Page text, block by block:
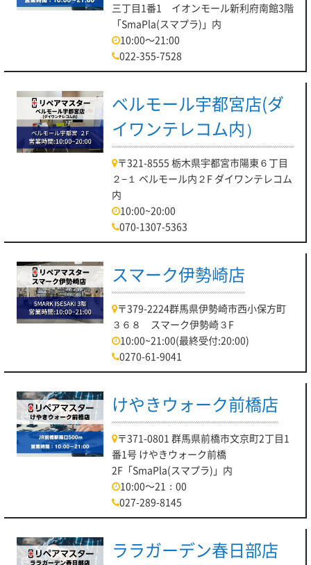
三丁目1番1 イオンモール新利府南館3階
「SmaPla(スマプラ)」内
10:00～21:00
022-355-7528
ベルモール宇都宮店(ダ
イワンテレコム内）
〒321-8555 栃木県宇都宮市陽東６丁目
２−１ ベルモール内２F ダイワンテレコム
内
10:00~20:00
070-1307-5363
スマーク伊勢崎店
〒379-2224群馬県伊勢崎市西小保方町
３６８ スマーク伊勢崎３F
10:00~21:00(最終受付:20:00)
0270-61-9041
けやきウォーク前橋店
〒371-0801 群馬県前橋市文京町2丁目1
番1号 けやきウォーク前橋
2F「SmaPla(スマプラ)」内
10:00～21：00
027-289-8145
ララガーデン春日部店